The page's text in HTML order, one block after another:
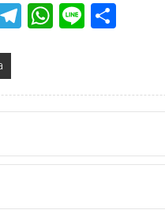
Telegram
WhatsApp
LineShare